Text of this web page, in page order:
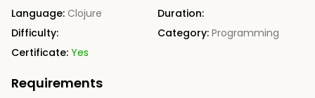
Language: Clojure
Duration:
Difficulty:
Category: Programming
Certificate: Yes
Requirements